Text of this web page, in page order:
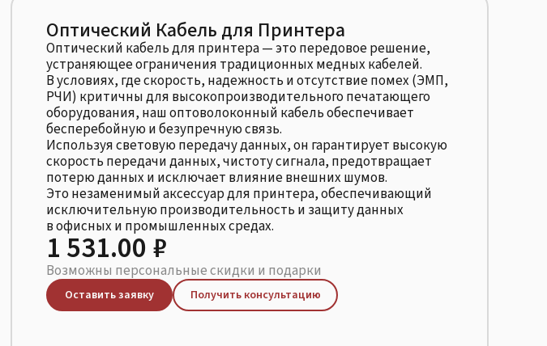
Оптический Кабель для Принтера
Оптический кабель для принтера — это передовое решение,
устраняющее ограничения традиционных медных кабелей.
В условиях, где скорость, надежность и отсутствие помех (ЭМП,
РЧИ) критичны для высокопроизводительного печатающего
оборудования, наш оптоволоконный кабель обеспечивает
бесперебойную и безупречную связь.
Используя световую передачу данных, он гарантирует высокую
скорость передачи данных, чистоту сигнала, предотвращает
потерю данных и исключает влияние внешних шумов.
Это незаменимый аксессуар для принтера, обеспечивающий
исключительную производительность и защиту данных
в офисных и промышленных средах.
1 531.00 ₽
Возможны персональные скидки и подарки
Оставить заявку Получить консультацию